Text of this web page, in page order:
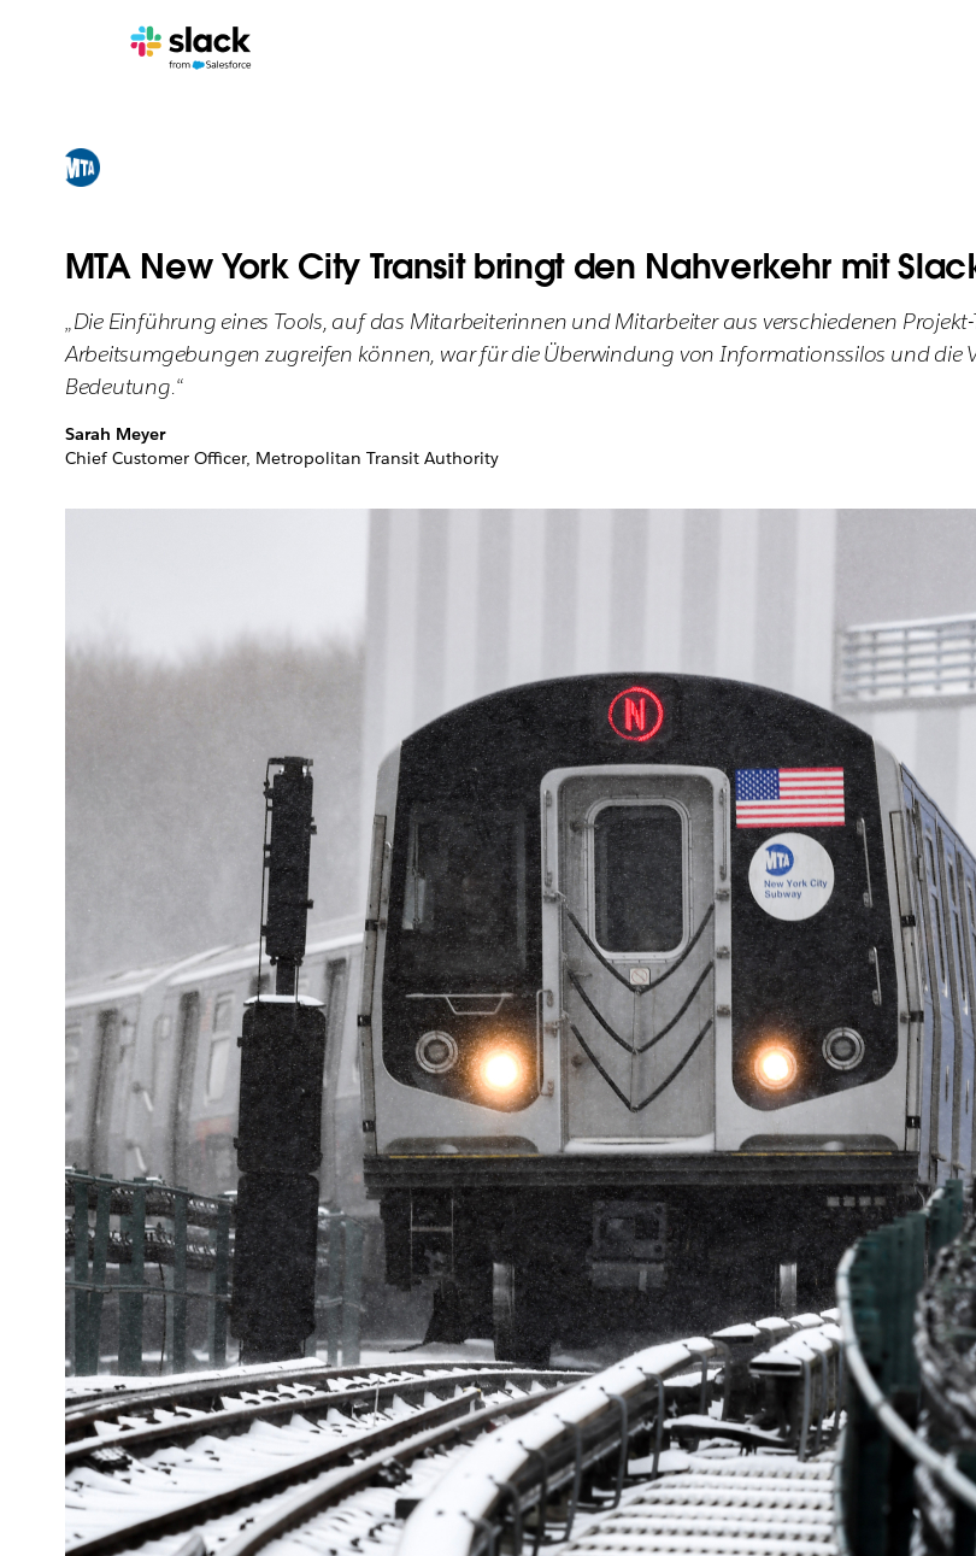
MTA New York City Transit bringt den Nahverkehr mit
„Die Einführung eines Tools, auf das Mitarbeiterinnen und Mitarbeiter aus verschiedenen
Arbeitsumgebungen zugreifen können, war für die Überwindung von Informationssilos und die
Bedeutung.“
Sarah Meyer
Chief Customer Officer, Metropolitan Transit Authority